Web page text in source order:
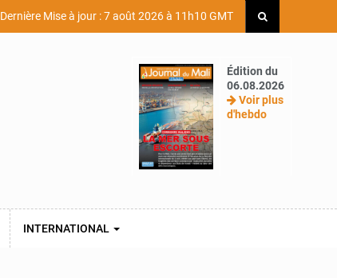
Dernière Mise à jour : 7 août 2026 à 11h10 GMT
Édition du
06.08.2026
Voir plus
d'hebdo
INTERNATIONAL